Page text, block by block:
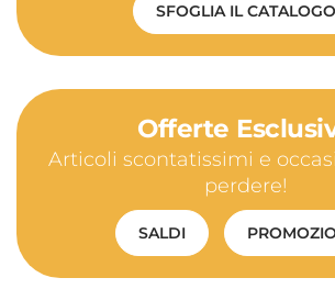
SFOGLIA IL CATALOGO
Offerte
Articoli scontatissimi e
perdere!
SALDI